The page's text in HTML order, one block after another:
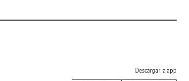
Descargar la app